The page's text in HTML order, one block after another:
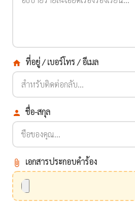
home ที่อยู่ / เบอร์โทร / อีเมล
person ชื่อ-สกุล
attach_file เอกสารประกอบคำร้อง